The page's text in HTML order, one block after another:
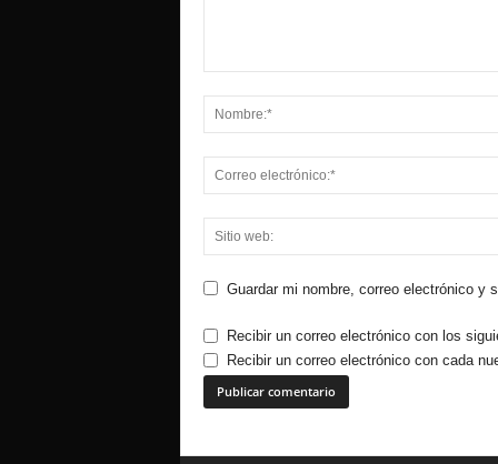
Guardar mi nombre, correo electrónico y
Recibir un correo electrónico con los
Recibir un correo electrónico con cada